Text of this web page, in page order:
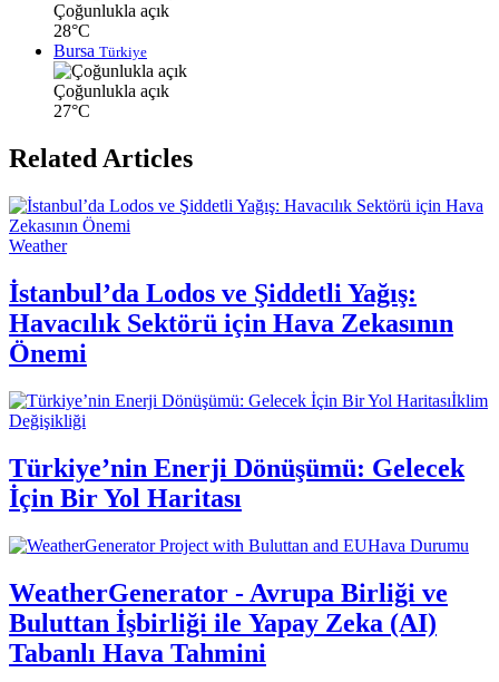
Çoğunlukla açık
28°C
Bursa Türkiye
Çoğunlukla açık
27°C
Related Articles
Weather
İstanbul’da Lodos ve Şiddetli Yağış:
Havacılık Sektörü için Hava Zekasının
Önemi
İklim
Değişikliği
Türkiye’nin Enerji Dönüşümü: Gelecek
İçin Bir Yol Haritası
Hava Durumu
WeatherGenerator - Avrupa Birliği ve
Buluttan İşbirliği ile Yapay Zeka (AI)
Tabanlı Hava Tahmini